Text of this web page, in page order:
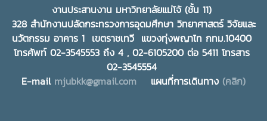
งานประสานงาน มหาวิทยาลัยแม่โจ้ (ชั้น 11)
328 สำนักงานปลัดกระทรวงการอุดมศึกษา วิทยาศาสตร์ วิจัยและ
นวัตกรรม อาคาร 1 เขตราชเทวี แขวงทุ่งพญาไท กทม.10400
โทรศัพท์ 02-3545553 ถึง 4 , 02-6105200 ต่อ 5411 โทรสาร
02-3545554
E-mail mjubkk@gmail.com แผนที่การเดินทาง (คลิก)